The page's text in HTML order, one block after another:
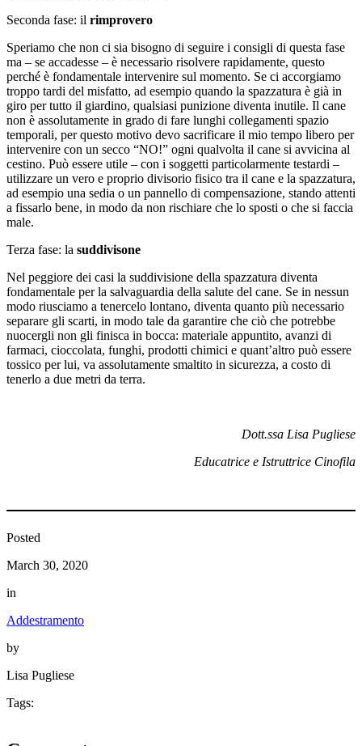
Seconda fase: il rimprovero
Speriamo che non ci sia bisogno di seguire i consigli di questa fase
ma – se accadesse – è necessario risolvere rapidamente, questo
perché è fondamentale intervenire sul momento. Se ci accorgiamo
troppo tardi del misfatto, ad esempio quando la spazzatura è già in
giro per tutto il giardino, qualsiasi punizione diventa inutile. Il cane
non è assolutamente in grado di fare lunghi collegamenti spazio
temporali, per questo motivo devo sacrificare il mio tempo libero per
intervenire con un secco “NO!” ogni qualvolta il cane si avvicina al
cestino. Può essere utile – con i soggetti particolarmente testardi –
utilizzare un vero e proprio divisorio fisico tra il cane e la spazzatura,
ad esempio una sedia o un pannello di compensazione, stando attenti
a fissarlo bene, in modo da non rischiare che lo sposti o che si faccia
male.
Terza fase: la suddivisone
Nel peggiore dei casi la suddivisione della spazzatura diventa
fondamentale per la salvaguardia della salute del cane. Se in nessun
modo riusciamo a tenercelo lontano, diventa quanto più necessario
separare gli scarti, in modo tale da garantire che ciò che potrebbe
nuocergli non gli finisca in bocca: materiale appuntito, avanzi di
farmaci, cioccolata, funghi, prodotti chimici e quant’altro può essere
tossico per lui, va assolutamente smaltito in sicurezza, a costo di
tenerlo a due metri da terra.
Dott.ssa Lisa Pugliese
Educatrice e Istruttrice Cinofila
Posted
March 30, 2020
in
Addestramento
by
Lisa Pugliese
Tags: